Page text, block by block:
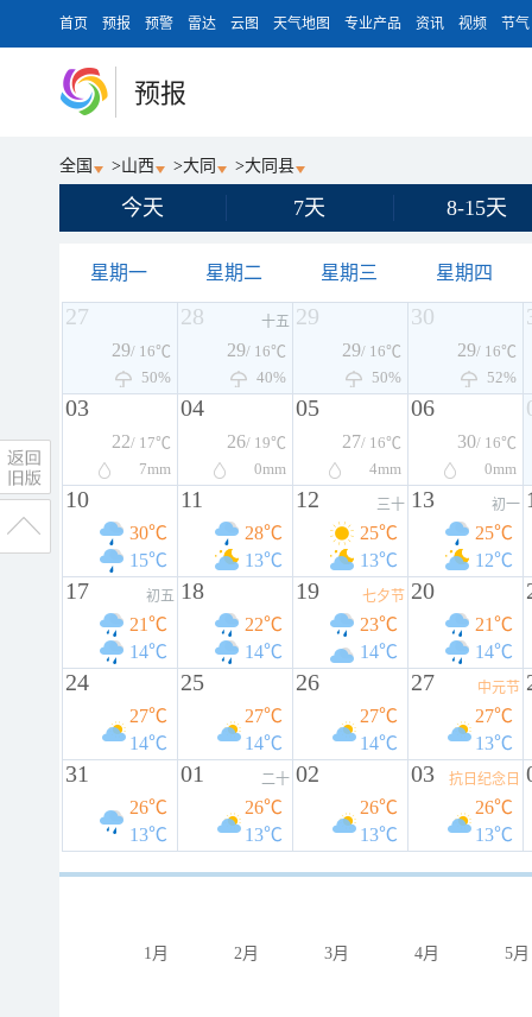
首页 预报 预警 雷达 云图 天气地图 专业产品 资讯 视频 节气
预报
全国 >山西 >大同 >大同县
今天 7天 8-15天
星期一 星期二 星期三 星期四
27
29/ 16℃
50%
28 十五
29/ 16℃
40%
29
29/ 16℃
50%
30
29/ 16℃
52%
03
22/ 17℃
7mm
04
26/ 19℃
0mm
05
27/ 16℃
4mm
06
30/ 16℃
0mm
10
30℃
15℃
11
28℃
13℃
12 三十
25℃
13℃
13 初一
25℃
12℃
17 初五
21℃
14℃
18
22℃
14℃
19 七夕节
23℃
14℃
20
21℃
14℃
24
27℃
14℃
25
27℃
14℃
26
27℃
14℃
27 中元节
27℃
13℃
31
26℃
13℃
01 二十
26℃
13℃
02
26℃
13℃
03 抗日纪念日
26℃
13℃
1月 2月 3月 4月 5月